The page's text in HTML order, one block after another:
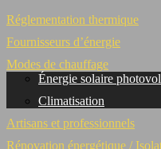
Réglementation thermique
Fournisseurs d’énergie
Modes de chauffage
Énergie solaire
Climatisation
Artisans et professionnels
Rénovation énergétique /